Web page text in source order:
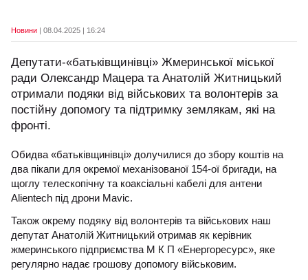
Новини | 08.04.2025 | 16:24
Депутати-«батьківщинівці» Жмеринської міської
ради Олександр Мацера та Анатолій Житницький
отримали подяки від військових та волонтерів за
постійну допомогу та підтримку землякам, які на
фронті.
Обидва «батьківщинівці» долучилися до збору коштів на
два пікапи для окремої механізованої 154-ої бригади, на
щоглу телескопічну та коаксіальні кабелі для антени
Alientech під дрони Mavic.
Також окрему подяку від волонтерів та військових наш
депутат Анатолій Житницький отримав як керівник
жмеринського підприємства М К П «Енергоресурс», яке
регулярно надає грошову допомогу військовим.